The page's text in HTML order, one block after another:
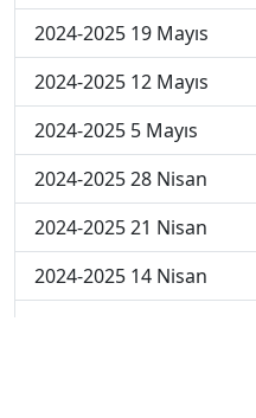
2024-2025 19 Mayıs
2024-2025 12 Mayıs
2024-2025 5 Mayıs
2024-2025 28 Nisan
2024-2025 21 Nisan
2024-2025 14 Nisan